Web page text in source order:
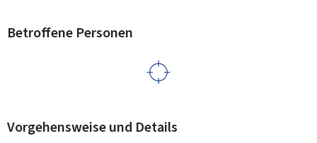
Betroffene Personen
Vorgehensweise und Details